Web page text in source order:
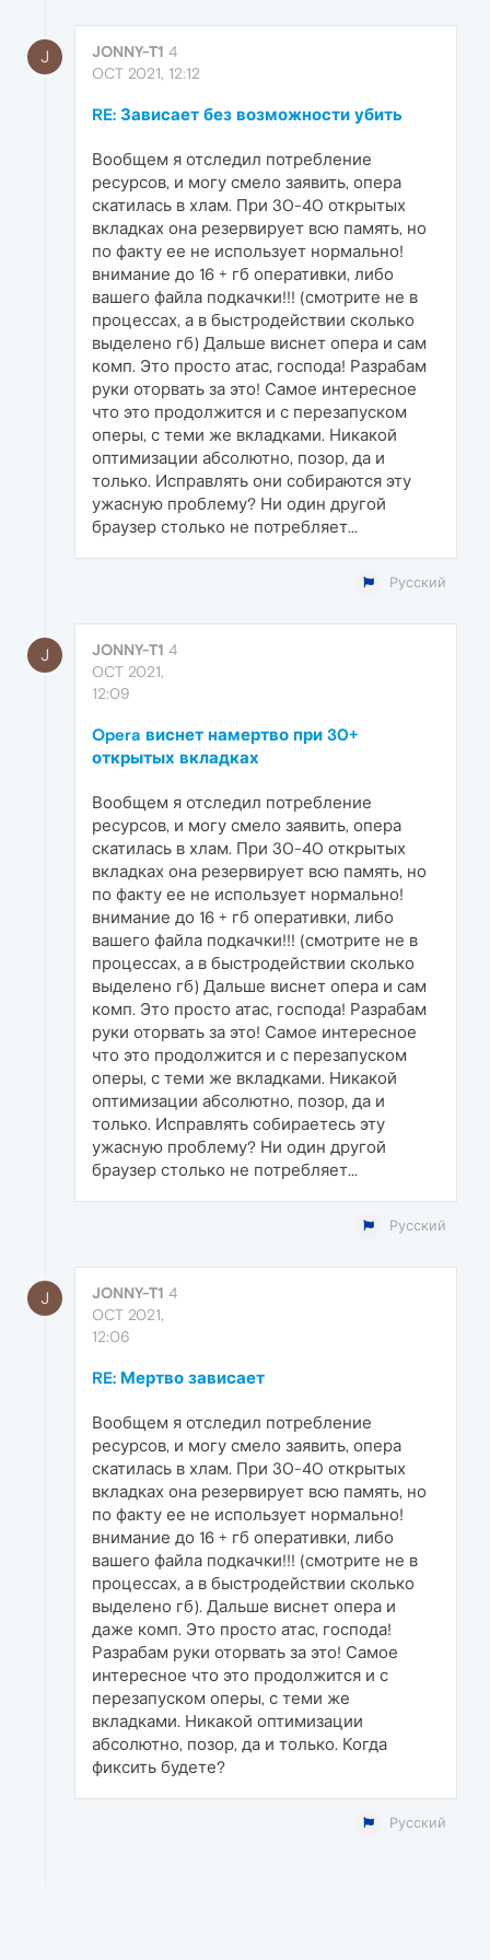
J JONNY-T1 4
OCT 2021, 12:12
RE: Зависает без возможности убить
Вообщем я отследил потребление
ресурсов, и могу смело заявить, опера
скатилась в хлам. При 30-40 открытых
вкладках она резервирует всю память, но
по факту ее не использует нормально!
внимание до 16 + гб оперативки, либо
вашего файла подкачки!!! (смотрите не в
процессах, а в быстродействии сколько
выделено гб) Дальше виснет опера и сам
комп. Это просто атас, господа! Разрабам
руки оторвать за это! Самое интересное
что это продолжится и с перезапуском
оперы, с теми же вкладками. Никакой
оптимизации абсолютно, позор, да и
только. Исправлять они собираются эту
ужасную проблему? Ни один другой
браузер столько не потребляет...
Русский
J JONNY-T1 4
OCT 2021,
12:09
Opera виснет намертво при 30+
открытых вкладках
Вообщем я отследил потребление
ресурсов, и могу смело заявить, опера
скатилась в хлам. При 30-40 открытых
вкладках она резервирует всю память, но
по факту ее не использует нормально!
внимание до 16 + гб оперативки, либо
вашего файла подкачки!!! (смотрите не в
процессах, а в быстродействии сколько
выделено гб) Дальше виснет опера и сам
комп. Это просто атас, господа! Разрабам
руки оторвать за это! Самое интересное
что это продолжится и с перезапуском
оперы, с теми же вкладками. Никакой
оптимизации абсолютно, позор, да и
только. Исправлять собираетесь эту
ужасную проблему? Ни один другой
браузер столько не потребляет...
Русский
J JONNY-T1 4
OCT 2021,
12:06
RE: Мертво зависает
Вообщем я отследил потребление
ресурсов, и могу смело заявить, опера
скатилась в хлам. При 30-40 открытых
вкладках она резервирует всю память, но
по факту ее не использует нормально!
внимание до 16 + гб оперативки, либо
вашего файла подкачки!!! (смотрите не в
процессах, а в быстродействии сколько
выделено гб). Дальше виснет опера и
даже комп. Это просто атас, господа!
Разрабам руки оторвать за это! Самое
интересное что это продолжится и с
перезапуском оперы, с теми же
вкладками. Никакой оптимизации
абсолютно, позор, да и только. Когда
фиксить будете?
Русский